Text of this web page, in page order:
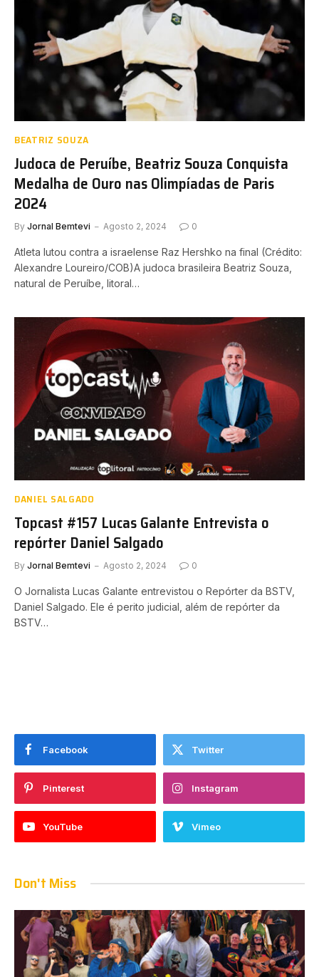
BEATRIZ SOUZA
Judoca de Peruíbe, Beatriz Souza Conquista
Medalha de Ouro nas Olimpíadas de Paris
2024
By Jornal Bemtevi Agosto 2, 2024 0
Atleta lutou contra a israelense Raz Hershko na final (Crédito:
Alexandre Loureiro/COB)A judoca brasileira Beatriz Souza,
natural de Peruíbe, litoral…
DANIEL SALGADO
Topcast #157 Lucas Galante Entrevista o
repórter Daniel Salgado
By Jornal Bemtevi Agosto 2, 2024 0
O Jornalista Lucas Galante entrevistou o Repórter da BSTV,
Daniel Salgado. Ele é perito judicial, além de repórter da
BSTV…
Facebook Twitter
Pinterest Instagram
YouTube Vimeo
Don't Miss